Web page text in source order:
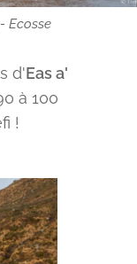
Ecosse
d'Eas a'
à 100
!